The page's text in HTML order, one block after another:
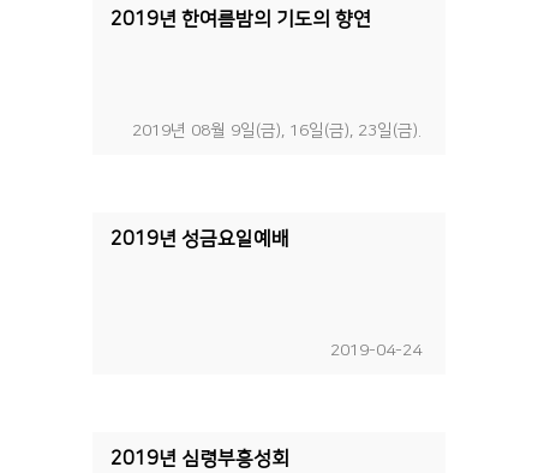
2019년 한여름밤의 기도의 향연
2019년 08월 9일(금), 16일(금), 23일(금).
2019년 성금요일예배
2019-04-24
2019년 심령부흥성회